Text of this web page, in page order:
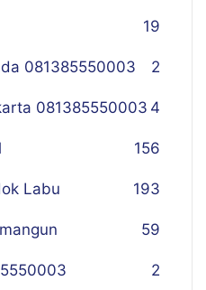
19
081385550003 2
081385550003 4
156
Labu 193
59
2